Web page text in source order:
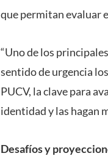
que permitan evaluar
“Uno de los
sentido de urgencia
PUCV, la clave para
identidad y las hagan
Desafíos y